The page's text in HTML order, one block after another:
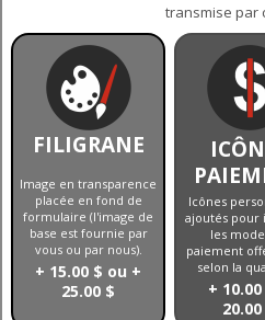
transmise par
FILIGRANE
Image en transparence
placée en fond de
formulaire (l'image de
base est fournie par
vous ou par nous).
+ 15.00 $ ou +
25.00 $
Icônes
ajoutés pour
les
paiement
selon la
+